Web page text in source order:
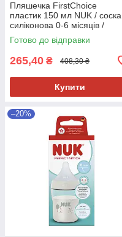
Пляшечка FirstChoice
пластик 150 мл NUK / соска
силіконова 0-6 місяців /
температурний контроль
Серця
Готово до відправки
265,40 ₴ 408,30 ₴
Купити
–20%